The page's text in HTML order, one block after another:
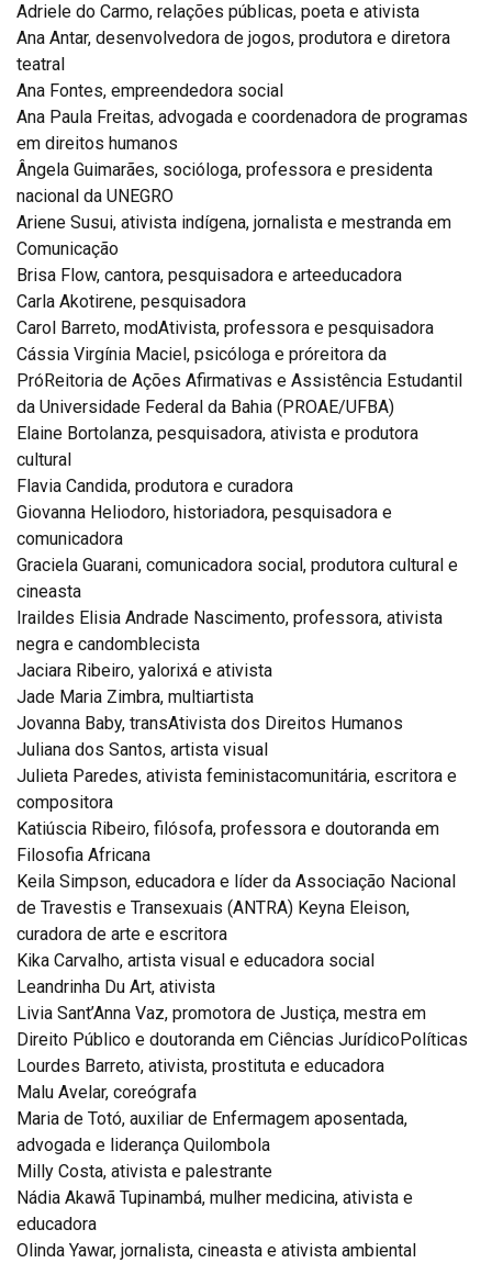
Adriele do Carmo, relações públicas, poeta e ativista
Ana Antar, desenvolvedora de jogos, produtora e diretora
teatral
Ana Fontes, empreendedora social
Ana Paula Freitas, advogada e coordenadora de programas
em direitos humanos
Ângela Guimarães, socióloga, professora e presidenta
nacional da UNEGRO
Ariene Susui, ativista indígena, jornalista e mestranda em
Comunicação
Brisa Flow, cantora, pesquisadora e arteeducadora
Carla Akotirene, pesquisadora
Carol Barreto, modAtivista, professora e pesquisadora
Cássia Virgínia Maciel, psicóloga e próreitora da
PróReitoria de Ações Afirmativas e Assistência Estudantil
da Universidade Federal da Bahia (PROAE/UFBA)
Elaine Bortolanza, pesquisadora, ativista e produtora
cultural
Flavia Candida, produtora e curadora
Giovanna Heliodoro, historiadora, pesquisadora e
comunicadora
Graciela Guarani, comunicadora social, produtora cultural e
cineasta
Iraildes Elisia Andrade Nascimento, professora, ativista
negra e candomblecista
Jaciara Ribeiro, yalorixá e ativista
Jade Maria Zimbra, multiartista
Jovanna Baby, transAtivista dos Direitos Humanos
Juliana dos Santos, artista visual
Julieta Paredes, ativista feministacomunitária, escritora e
compositora
Katiúscia Ribeiro, filósofa, professora e doutoranda em
Filosofia Africana
Keila Simpson, educadora e líder da Associação Nacional
de Travestis e Transexuais (ANTRA) Keyna Eleison,
curadora de arte e escritora
Kika Carvalho, artista visual e educadora social
Leandrinha Du Art, ativista
Livia Sant’Anna Vaz, promotora de Justiça, mestra em
Direito Público e doutoranda em Ciências JurídicoPolíticas
Lourdes Barreto, ativista, prostituta e educadora
Malu Avelar, coreógrafa
Maria de Totó, auxiliar de Enfermagem aposentada,
advogada e liderança Quilombola
Milly Costa, ativista e palestrante
Nádia Akawã Tupinambá, mulher medicina, ativista e
educadora
Olinda Yawar, jornalista, cineasta e ativista ambiental